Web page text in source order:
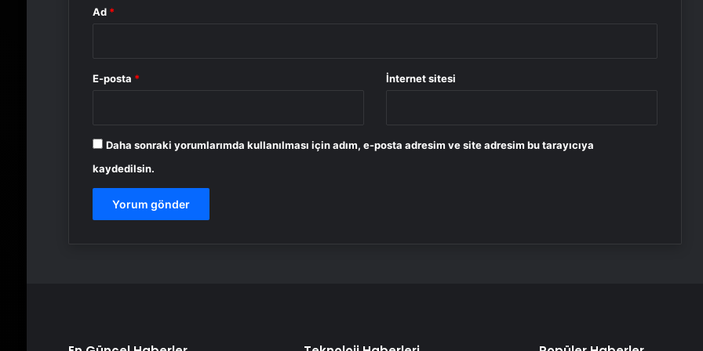
Ad *
E-posta * İnternet sitesi
Daha sonraki yorumlarımda kullanılması için adım, e-posta adresim ve site adresim bu tarayıcıya
kaydedilsin.